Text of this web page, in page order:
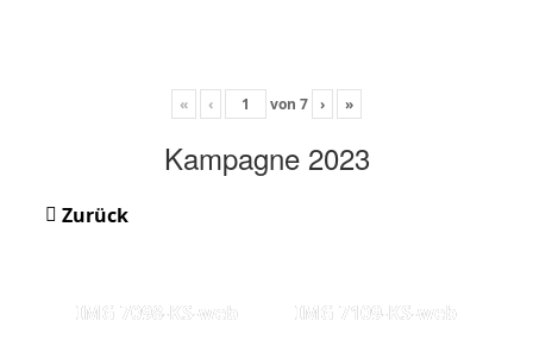
« ‹ von 7 › »
Kampagne 2023
Zurück
IMG 7098-KS-web IMG 7109-KS-web